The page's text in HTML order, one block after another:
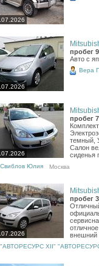
пробег
Авто с
Вера
пробег
темный,
Салон
сиденья
Свиблов Юлия Москва
пробег
внешний
"АВТОРЕСУРС XII"